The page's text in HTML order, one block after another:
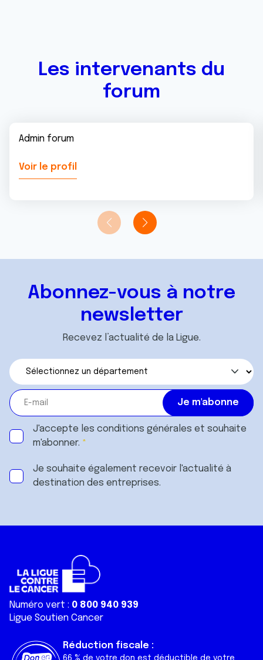
Les intervenants du
forum
Admin forum
Voir le profil
Abonnez-vous à notre
newsletter
Recevez l’actualité de la Ligue.
J'accepte les conditions générales et souhaite
m'abonner.
Je souhaite également recevoir l'actualité à
destination des entreprises.
Numéro vert : 0 800 940 939
Ligue Soutien Cancer
Réduction fiscale :
66 % de votre don est déductible de votre